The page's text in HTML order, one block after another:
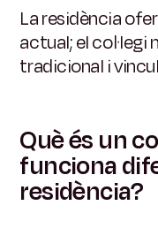
La residència
actual; el
tradicional i
Què és un
funciona
residència?